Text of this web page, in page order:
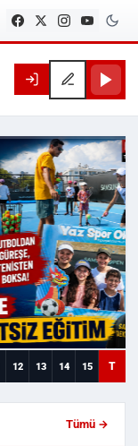
Son
12 13 14 15 T
Tümü →